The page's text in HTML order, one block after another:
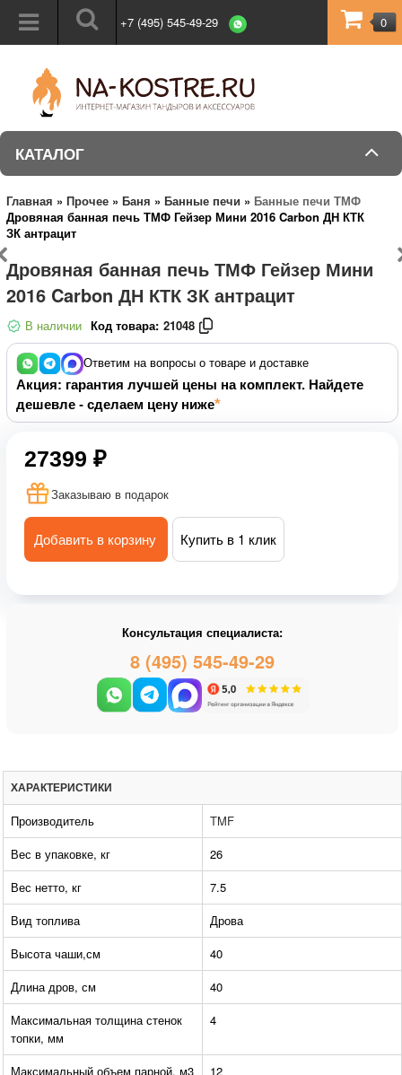
+7 (495) 545-49-29 0
КАТАЛОГ
Главная » Прочее » Баня » Банные печи » Банные печи ТМФ
Дровяная банная печь ТМФ Гейзер Мини 2016 Carbon ДН КТК
ЗК антрацит
Дровяная банная печь ТМФ Гейзер Мини
2016 Carbon ДН КТК ЗК антрацит
В наличии Код товара: 21048
Ответим на вопросы о товаре и доставке
Акция: гарантия лучшей цены на комплект. Найдете
дешевле - сделаем цену ниже
27399 ₽
Заказываю в подарок
Добавить в корзину Купить в 1 клик
Консультация специалиста:
8 (495) 545-49-29
ХАРАКТЕРИСТИКИ
Производитель
TMF
Вес в упаковке, кг
26
Вес нетто, кг
7.5
Вид топлива
Дрова
Высота чаши,см
40
Длина дров, см
40
Максимальная толщина стенок
топки, мм
4
Максимальный объем парной, м3
12